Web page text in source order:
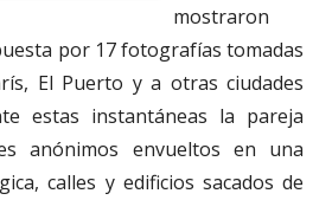
mostraron
por 17 fotografías tomadas
El Puerto y a otras ciudades
estas instantáneas la pareja
anónimos envueltos en una
calles y edificios sacados de